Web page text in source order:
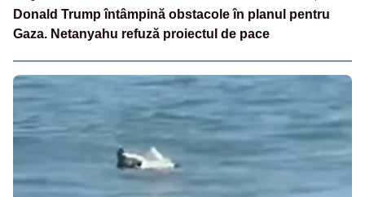
Donald Trump întâmpină obstacole în planul pentru
Gaza. Netanyahu refuză proiectul de pace